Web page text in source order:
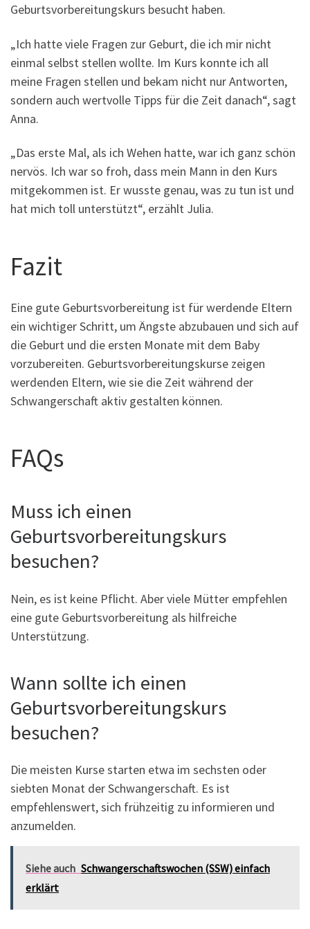
Geburtsvorbereitungskurs besucht haben.
„Ich hatte viele Fragen zur Geburt, die ich mir nicht
einmal selbst stellen wollte. Im Kurs konnte ich all
meine Fragen stellen und bekam nicht nur Antworten,
sondern auch wertvolle Tipps für die Zeit danach“, sagt
Anna.
„Das erste Mal, als ich Wehen hatte, war ich ganz schön
nervös. Ich war so froh, dass mein Mann in den Kurs
mitgekommen ist. Er wusste genau, was zu tun ist und
hat mich toll unterstützt“, erzählt Julia.
Fazit
Eine gute Geburtsvorbereitung ist für werdende Eltern
ein wichtiger Schritt, um Ängste abzubauen und sich auf
die Geburt und die ersten Monate mit dem Baby
vorzubereiten. Geburtsvorbereitungskurse zeigen
werdenden Eltern, wie sie die Zeit während der
Schwangerschaft aktiv gestalten können.
FAQs
Muss ich einen
Geburtsvorbereitungskurs
besuchen?
Nein, es ist keine Pflicht. Aber viele Mütter empfehlen
eine gute Geburtsvorbereitung als hilfreiche
Unterstützung.
Wann sollte ich einen
Geburtsvorbereitungskurs
besuchen?
Die meisten Kurse starten etwa im sechsten oder
siebten Monat der Schwangerschaft. Es ist
empfehlenswert, sich frühzeitig zu informieren und
anzumelden.
Siehe auch Schwangerschaftswochen (SSW) einfach
erklärt